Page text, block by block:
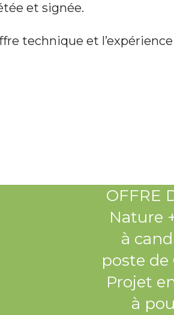
et signée.
technique et l’expérience
OFFRE
Nature
à
poste de
Projet
à